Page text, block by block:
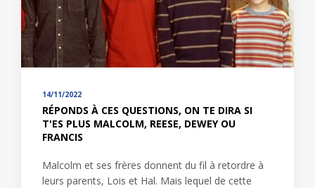
14/11/2022
RÉPONDS À CES QUESTIONS, ON TE DIRA SI
T'ES PLUS MALCOLM, REESE, DEWEY OU
FRANCIS
Malcolm et ses frères donnent du fil à retordre à
leurs parents, Lois et Hal. Mais lequel de cette